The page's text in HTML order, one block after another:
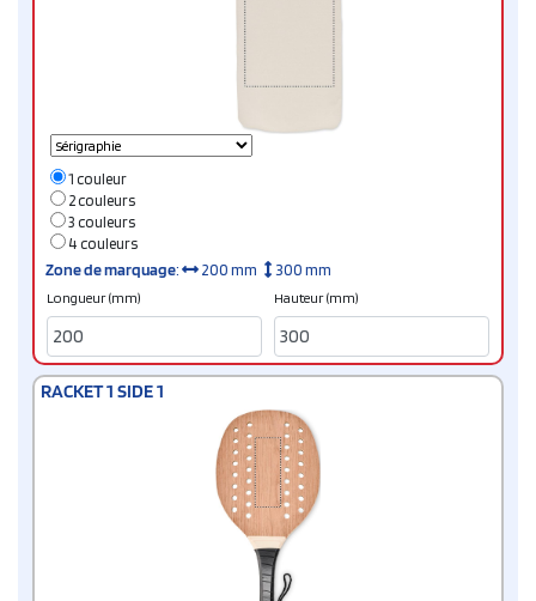
1 couleur
2 couleurs
3 couleurs
4 couleurs
Zone de marquage: 200 mm 300 mm
Longueur (mm) Hauteur (mm)
RACKET 1 SIDE 1